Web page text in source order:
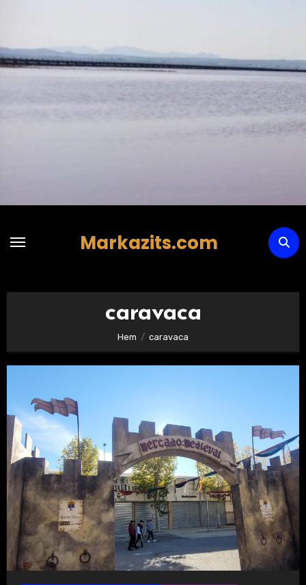
innehåll
Markazits.com
caravaca
Hem caravaca